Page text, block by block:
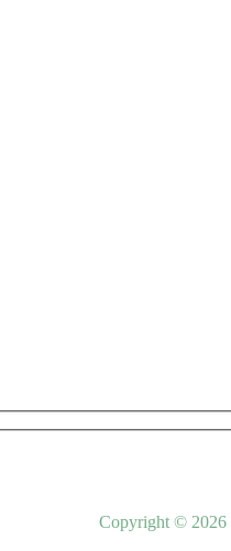
Copyright © 2026